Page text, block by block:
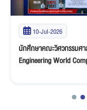
10-Jul-2026
นักศึกษาคณะวิศวกรรมศา
Engineering World